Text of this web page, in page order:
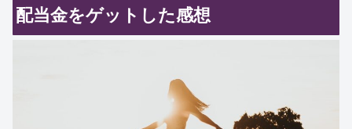
配当金をゲットした感想